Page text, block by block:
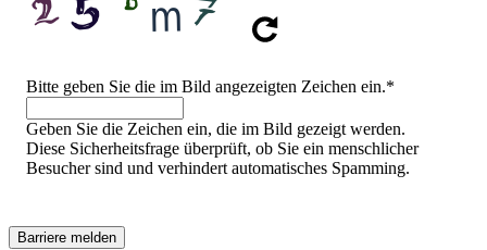
Bitte geben Sie die im Bild angezeigten Zeichen ein.*
Geben Sie die Zeichen ein, die im Bild gezeigt werden.
Diese Sicherheitsfrage überprüft, ob Sie ein menschlicher
Besucher sind und verhindert automatisches Spamming.